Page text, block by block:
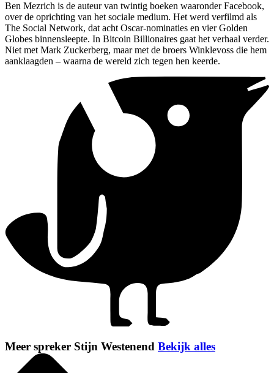
Ben Mezrich is de auteur van twintig boeken waaronder Facebook,
over de oprichting van het sociale medium. Het werd verfilmd als
The Social Network, dat acht Oscar-nominaties en vier Golden
Globes binnensleepte. In Bitcoin Billionaires gaat het verhaal verder.
Niet met Mark Zuckerberg, maar met de broers Winklevoss die hem
aanklaagden – waarna de wereld zich tegen hen keerde.
Meer spreker Stijn Westenend Bekijk alles